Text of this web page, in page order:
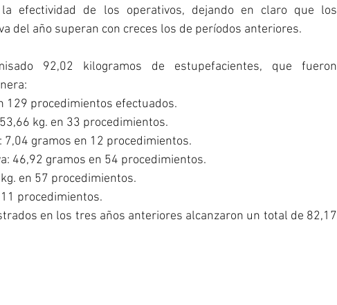
efectividad de los operativos, dejando en claro que los
del año superan con creces los de períodos anteriores.
92,02 kilogramos de estupefacientes, que fueron
129 procedimientos efectuados.
kg. en 33 procedimientos.
7,04 gramos en 12 procedimientos.
46,92 gramos en 54 procedimientos.
en 57 procedimientos.
procedimientos.
en los tres años anteriores alcanzaron un total de 82,17